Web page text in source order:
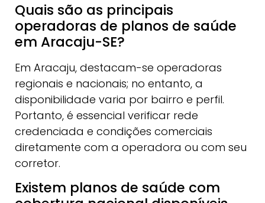
Quais são as principais
operadoras de planos de saúde
em Aracaju-SE?
Em Aracaju, destacam-se operadoras
regionais e nacionais; no entanto, a
disponibilidade varia por bairro e perfil.
Portanto, é essencial verificar rede
credenciada e condições comerciais
diretamente com a operadora ou com seu
corretor.
Existem planos de saúde com